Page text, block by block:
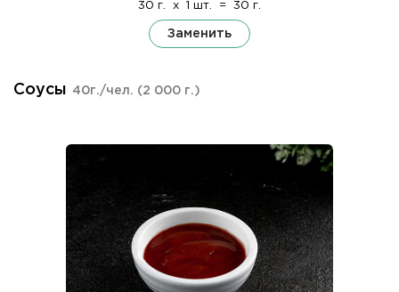
30 г. x 1 шт. = 30 г.
Заменить
Соусы 40г./чел. (2 000 г.)